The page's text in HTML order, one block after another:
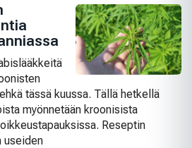
tässä kuussa. Tällä hetkellä
myönnetään kroonisista
Reseptin
useiden